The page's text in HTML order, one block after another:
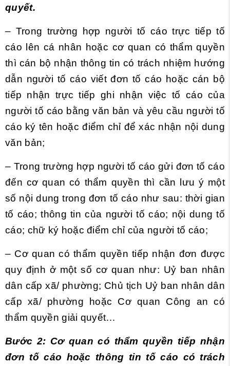
quyết.
– Trong trường hợp người tố cáo trực tiếp tố
cáo lên cá nhân hoặc cơ quan có thẩm quyền
thì cán bộ nhận thông tin có trách nhiệm hướng
dẫn người tố cáo viết đơn tố cáo hoặc cán bộ
tiếp nhận trực tiếp ghi nhận việc tố cáo của
người tố cáo bằng văn bản và yêu cầu người tố
cáo ký tên hoặc điểm chỉ để xác nhận nội dung
văn bản;
– Trong trường hợp người tố cáo gửi đơn tố cáo
đến cơ quan có thẩm quyền thì cần lưu ý một
số nội dung trong đơn tố cáo như sau: thời gian
tố cáo; thông tin của người tố cáo; nội dung tố
cáo; chữ ký hoặc điểm chỉ của người tố cáo;
– Cơ quan có thẩm quyền tiếp nhận đơn được
quy định ở một số cơ quan như: Uỷ ban nhân
dân cấp xã/ phường; Chủ tịch Uỷ ban nhân dân
cấp xã/ phường hoặc Cơ quan Công an có
thẩm quyền giải quyết…
Bước 2: Cơ quan có thẩm quyền tiếp nhận
đơn tố cáo hoặc thông tin tố cáo có trách